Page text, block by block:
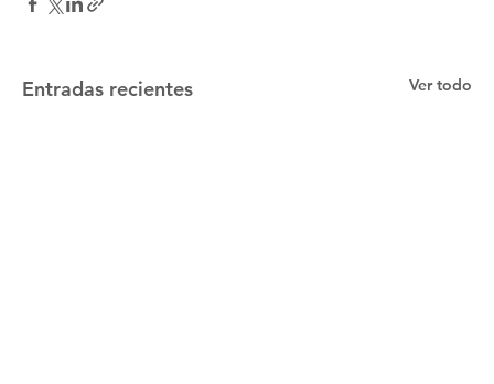
Entradas recientes Ver todo